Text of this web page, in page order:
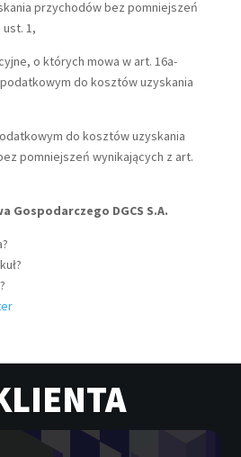
przychodów bez pomniejszeń
1,
o których mowa w art. 16a-
do kosztów uzyskania
do kosztów uzyskania
pomniejszeń wynikających z art.
Gospodarczego DGCS S.A.